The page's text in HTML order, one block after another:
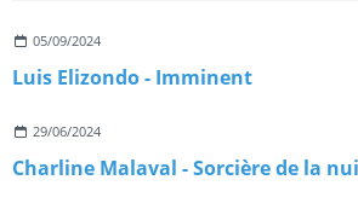
05/09/2024
Luis Elizondo - Imminent
29/06/2024
Charline Malaval - Sorcière de la